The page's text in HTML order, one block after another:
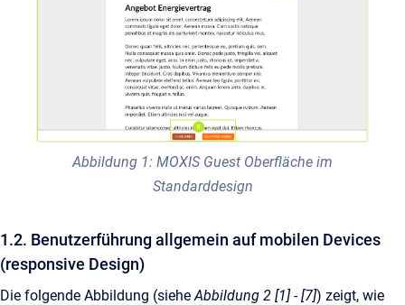
Abbildung 1: MOXIS Guest Oberfläche im
Standarddesign
1.2. Benutzerführung allgemein auf mobilen Devices
(responsive Design)
Die folgende Abbildung (sieheAbbildung 2 [1] - [7]) zeigt, wie